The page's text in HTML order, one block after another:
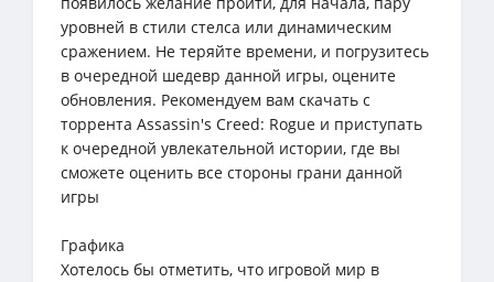
уровней в стили стелса или динамическим
сражением. Не теряйте времени, и погрузитесь
в очередной шедевр данной игры, оцените
обновления. Рекомендуем вам скачать с
торрента Assassin's Creed: Rogue и приступать
к очередной увлекательной истории, где вы
сможете оценить все стороны грани данной
игры
Графика
Хотелось бы отметить, что игровой мир в